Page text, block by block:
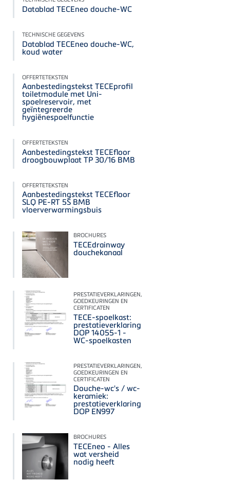
Datablad TECEneo douche-WC
TECHNISCHE GEGEVENS
Datablad TECEneo douche-WC,
koud water
OFFERTETEKSTEN
Aanbestedingstekst TECEprofil
toiletmodule met Uni-
spoelreservoir, met
geïntegreerde
hygiënespoelfunctie
OFFERTETEKSTEN
Aanbestedingstekst TECEfloor
droogbouwplaat TP 30/16 BMB
OFFERTETEKSTEN
Aanbestedingstekst TECEfloor
SLQ PE-RT 5S BMB
vloerverwarmingsbuis
BROCHURES
TECEdrainway
douchekanaal
PRESTATIEVERKLARINGEN,
GOEDKEURINGEN EN
CERTIFICATEN
TECE-spoelkast:
prestatieverklaring
DOP 14055-1 -
WC-spoelkasten
PRESTATIEVERKLARINGEN,
GOEDKEURINGEN EN
CERTIFICATEN
Douche-wc's / wc-
keramiek:
prestatieverklaring
DOP EN997
BROCHURES
TECEneo - Alles
wat versheid
nodig heeft